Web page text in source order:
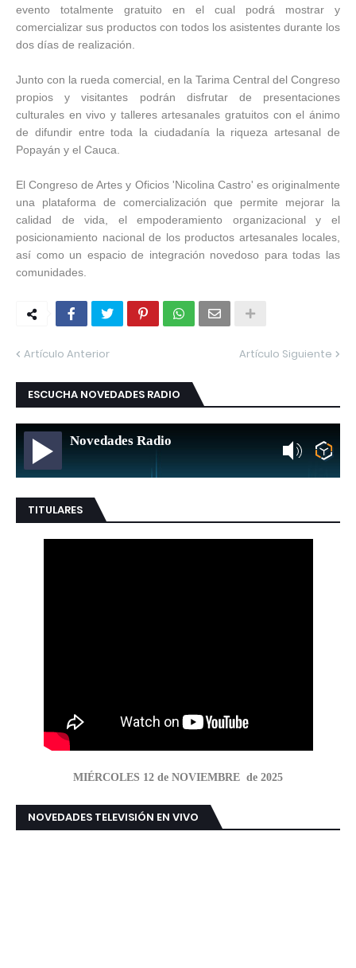
evento totalmente gratuito en el cual podrá mostrar y
comercializar sus productos con todos los asistentes durante los
dos días de realización.
Junto con la rueda comercial, en la Tarima Central del Congreso
propios y visitantes podrán disfrutar de presentaciones
culturales en vivo y talleres artesanales gratuitos con el ánimo
de difundir entre toda la ciudadanía la riqueza artesanal de
Popayán y el Cauca.
El Congreso de Artes y Oficios 'Nicolina Castro' es originalmente
una plataforma de comercialización que permite mejorar la
calidad de vida, el empoderamiento organizacional y el
posicionamiento nacional de los productos artesanales locales,
así como un espacio de integración novedoso para todas las
comunidades.
Artículo Anterior Artículo Siguiente
ESCUCHA NOVEDADES RADIO
Novedades Radio
TITULARES
MIÉRCOLES 12 de NOVIEMBRE de 2025
NOVEDADES TELEVISIÓN EN VIVO